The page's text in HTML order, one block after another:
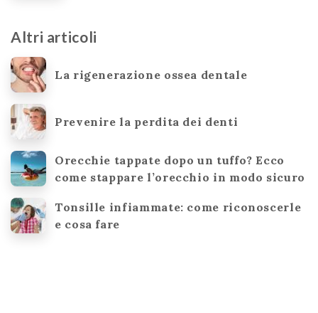
Altri articoli
La rigenerazione ossea dentale
Prevenire la perdita dei denti
Orecchie tappate dopo un tuffo? Ecco
come stappare l’orecchio in modo sicuro
Tonsille infiammate: come riconoscerle
e cosa fare